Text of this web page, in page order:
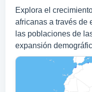
Explora el
africanas a través de
las poblaciones de
expansión